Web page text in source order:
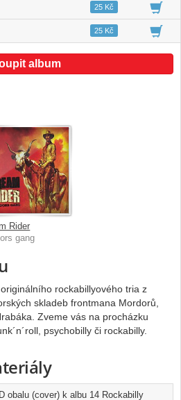
02:4325 Kč
04:2225 Kč
album
Rider
gang
rockabillyového tria z
skladeb frontmana Mordorů,
Zveme vás na procházku
psychobilly či rockabilly.
obalu (cover) k albu 14 Rockabilly